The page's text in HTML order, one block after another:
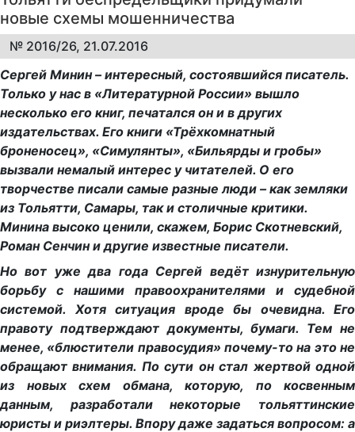
новые схемы мошенничества
№ 2016/26, 21.07.2016
Сергей Минин – интересный, состоявшийся писатель.
Только у нас в «Литературной России» вышло
несколько его книг, печатался он и в других
издательствах. Его книги «Трёхкомнатный
броненосец», «Симулянты», «Бильярды и гробы»
вызвали немалый интерес у читателей. О его
творчестве писали самые разные люди – как земляки
из Тольятти, Самары, так и столичные критики.
Минина высоко ценили, скажем, Борис Скотневский,
Роман Сенчин и другие известные писатели.
Но вот уже два года Сергей ведёт изнурительную
борьбу с нашими правоохранителями и судебной
системой. Хотя ситуация вроде бы очевидна. Его
правоту подтверждают документы, бумаги. Тем не
менее, «блюстители правосудия» почему-то на это не
обращают внимания. По сути он стал жертвой одной
из новых схем обмана, которую, по косвенным
данным, разработали некоторые тольяттинские
юристы и риэлтеры. Впору даже задаться вопросом: а